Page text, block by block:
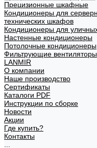
Прецизионные шкафные
Кондиционеры для
технических шкафов
Кондиционеры для
Настенные кондиционеры
Потолочные кондиционеры
Фильтрующие вентиляторы
LANMIR
О компании
Наше производство
Сертификаты
Каталоги PDF
Инструкции по сборке
Новости
Акции
Где купить?
Контакты